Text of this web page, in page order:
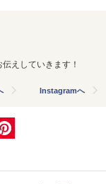
えしていきます！
Instagramへ